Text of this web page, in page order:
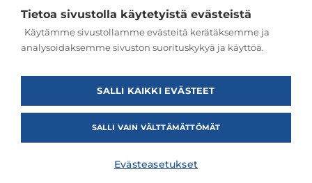
Tietoa sivustolla käytetyistä evästeistä
Käytämme sivustollamme evästeitä kerätäksemme ja
analysoidaksemme sivuston suorituskykyä ja käyttöä.
SALLI KAIKKI EVÄSTEET
SALLI VAIN VÄLTTÄMÄTTÖMÄT
Evästeasetukset